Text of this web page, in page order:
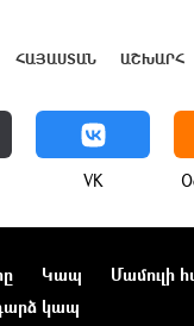
ՀԱՅԱՍՏԱՆ ԱՇԽԱՐՀ
VK
Կապ Մամուլի
կապ